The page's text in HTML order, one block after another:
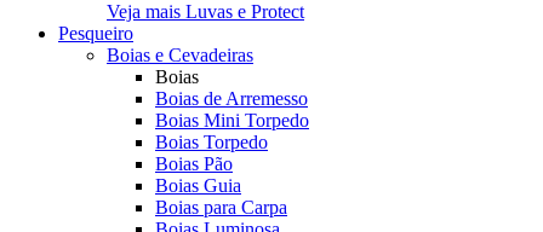
Veja mais Luvas e Protect
Pesqueiro
Boias e Cevadeiras
Boias
Boias de Arremesso
Boias Mini Torpedo
Boias Torpedo
Boias Pão
Boias Guia
Boias para Carpa